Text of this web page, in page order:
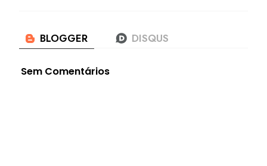
Sem Comentários